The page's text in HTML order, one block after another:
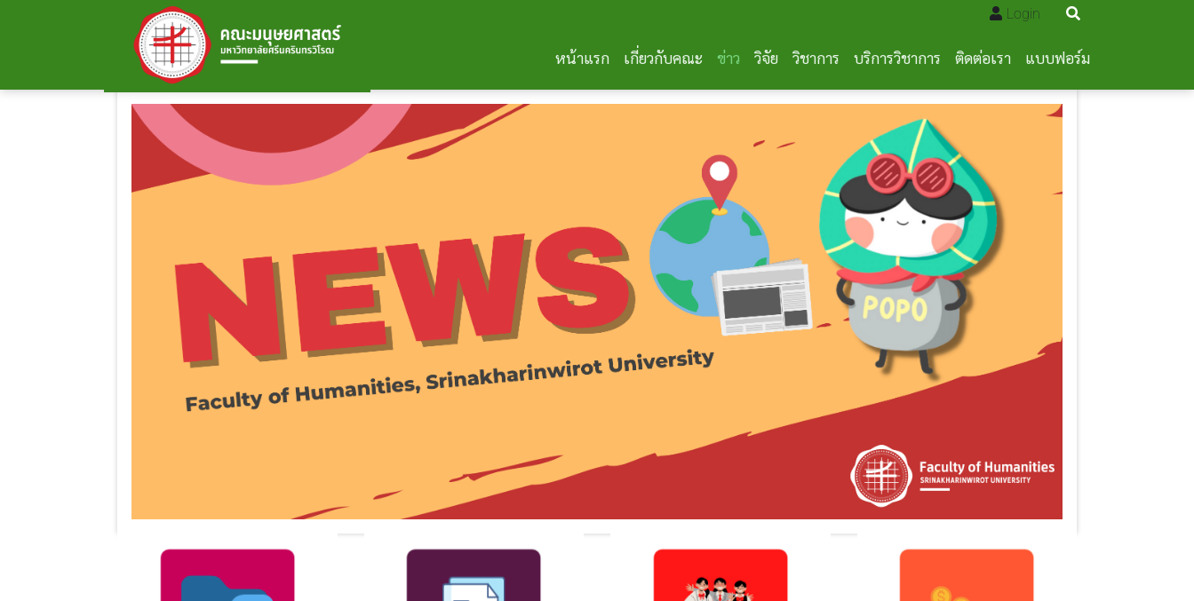
Login
หน้าแรก เกี่ยวกับคณะ ข่าว วิจัย วิชาการ บริการวิชาการ ติดต่อเรา แบบฟอร์ม